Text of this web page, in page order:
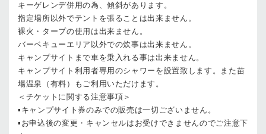
キーゲレンデ併用の為、傾斜があります。
指定場所以外でテントを張ることは出来ません。
裸火・タープの使用は出来ません。
バーベキューエリア以外での炊事は出来ません。
キャンプサイトまで車を乗入れる事は出来ません。
キャンプサイト利用者専用のシャワーを設置致します。また苗
場温泉（有料）もご利用いただけます。
＜チケットに関する注意事項＞
▪キャンプサイト券のみでの販売は一切ございません。
▪お申込後の変更・キャンセルはお受けできませんのでご注意下